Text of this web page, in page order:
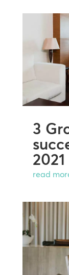
3
read